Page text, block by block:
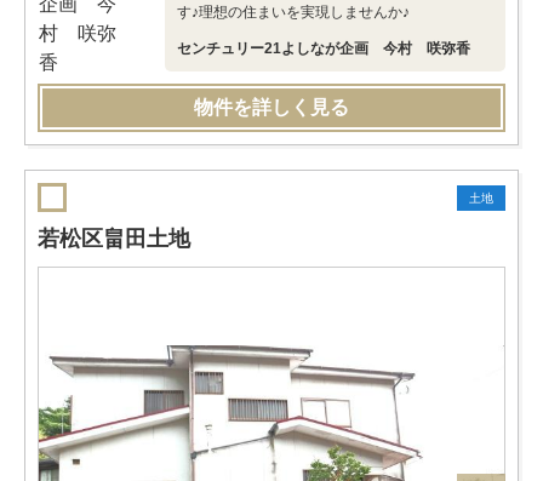
す♪理想の住まいを実現しませんか♪
センチュリー21よしなが企画 今村 咲弥香
物件を詳しく見る
土地
若松区畠田土地